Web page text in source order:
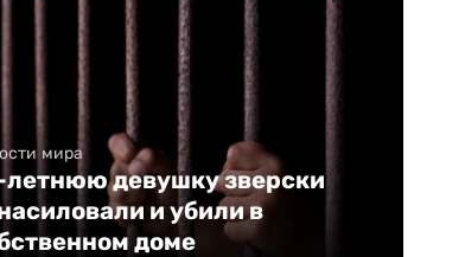
мира
летнюю девушку зверски
и убили в
доме